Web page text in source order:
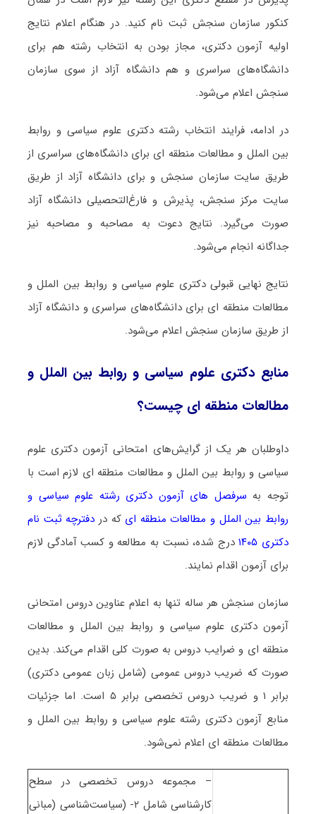
کنکور سازمان سنجش ثبت نام کنید. در هنگام اعلام نتایج
اولیه آزمون دکتری، مجاز بودن به انتخاب رشته هم برای
دانشگاه‌های سراسری و هم دانشگاه آزاد از سوی سازمان
سنجش اعلام می‌شود.
در ادامه، فرایند انتخاب رشته دکتری ﻋﻠﻮم ﺳﻴﺎسی و رواﺑﻂ
بین اﻟﻤﻠﻞ و مطالعات منطقه ای برای دانشگاه‌های سراسری از
طریق سایت سازمان سنجش و برای دانشگاه آزاد از طریق
سایت مرکز سنجش، پذیرش و فارغ‌التحصیلی دانشگاه آزاد
صورت می‌گیرد. نتایج دعوت به مصاحبه و مصاحبه نیز
جداگانه انجام می‌شود.
نتایج نهایی قبولی دکتری ﻋﻠﻮم ﺳﻴﺎسی و رواﺑﻂ بین اﻟﻤﻠﻞ و
مطالعات منطقه ای برای دانشگاه‌های سراسری و دانشگاه آزاد
از طریق سازمان سنجش اعلام می‌شود.
منابع دکتری ﻋﻠﻮم ﺳﻴﺎسی و رواﺑﻂ بین اﻟﻤﻠﻞ و
مطالعات منطقه ای چیست؟
داوطلبان هر یک از گرایش‌های امتحانی آزمون دکتری ﻋﻠﻮم
ﺳﻴﺎسی و رواﺑﻂ بین اﻟﻤﻠﻞ و مطالعات منطقه ای لازم است با
توجه به سرفصل های آزمون دکتری رشته ﻋﻠﻮم ﺳﻴﺎسی و
رواﺑﻂ بین اﻟﻤﻠﻞ و مطالعات منطقه ای که در دفترچه ثبت نام
دکتری ۱۴۰۵
درج شده، نسبت به مطالعه و کسب آمادگی لازم
برای آزمون اقدام نمایند.
سازمان سنجش هر ساله تنها به اعلام عناوین دروس امتحانی
آزمون دکتری ﻋﻠﻮم ﺳﻴﺎسی و رواﺑﻂ بین اﻟﻤﻠﻞ و مطالعات
منطقه ای و ضرایب دروس به صورت کلی اقدام می‌کند. بدین
صورت که ضریب دروس عمومی (شامل زبان عمومی دکتری)
برابر ۱ و ضریب دروس تخصصی برابر ۵ است. اما جزئیات
منابع آزمون دکتری رشته ﻋﻠﻮم ﺳﻴﺎسی و رواﺑﻂ بین اﻟﻤﻠﻞ و
مطالعات منطقه ای اعلام نمی‌شود.
– مجموعه دروس تخصصی در سطح
کارشناسی شامل ۲- (سیاست‌شناسی (مبانی